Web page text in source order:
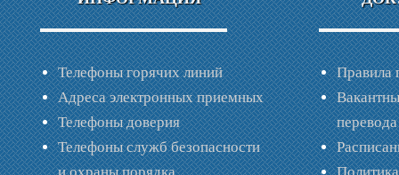
Телефоны горячих линий
Адреса электронных приемных
Телефоны доверия
Телефоны служб безопасности
Правила
перевода